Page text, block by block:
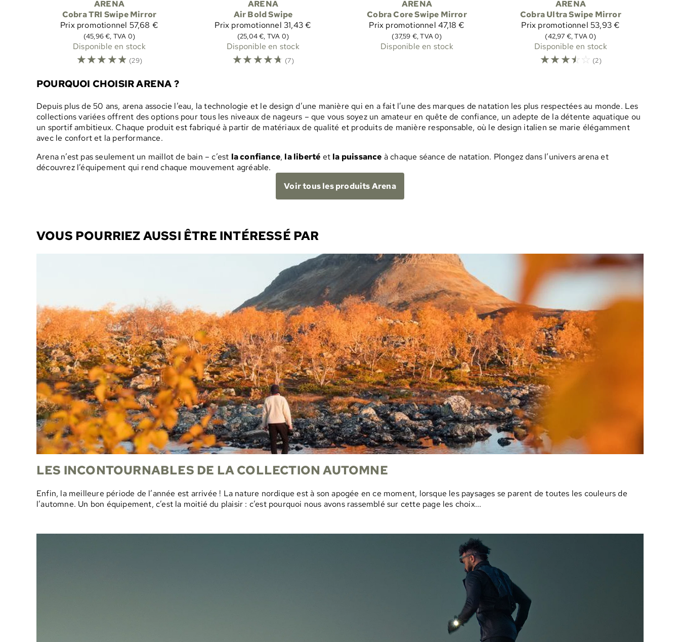
ARENA
Cobra TRI Swipe Mirror
Prix promotionnel 57,68 €
(45,96 €, TVA 0)
Disponible en stock
☆☆☆☆☆ (29)
ARENA
Air Bold Swipe
Prix promotionnel 31,43 €
(25,04 €, TVA 0)
Disponible en stock
☆☆☆☆☆ (7)
ARENA
Cobra Core Swipe Mirror
Prix promotionnel 47,18 €
(37,59 €, TVA 0)
Disponible en stock
ARENA
Cobra Ultra Swipe Mirror
Prix promotionnel 53,93 €
(42,97 €, TVA 0)
Disponible en stock
☆☆☆☆ ☆ (2)
POURQUOI CHOISIR ARENA ?
Depuis plus de 50 ans, arena associe l’eau, la technologie et le design d’une manière qui en a fait l’une des marques de natation les plus respectées au monde. Les
collections variées offrent des options pour tous les niveaux de nageurs – que vous soyez un amateur en quête de confiance, un adepte de la détente aquatique ou
un sportif ambitieux. Chaque produit est fabriqué à partir de matériaux de qualité et produits de manière responsable, où le design italien se marie élégamment
avec le confort et la performance.
Arena n’est pas seulement un maillot de bain – c’est la confiance, la liberté et la puissance à chaque séance de natation. Plongez dans l’univers arena et
découvrez l’équipement qui rend chaque mouvement agréable.
Voir tous les produits Arena
VOUS POURRIEZ AUSSI ÊTRE INTÉRESSÉ PAR
LES INCONTOURNABLES DE LA COLLECTION AUTOMNE
Enfin, la meilleure période de l’année est arrivée ! La nature nordique est à son apogée en ce moment, lorsque les paysages se parent de toutes les couleurs de
l’automne. Un bon équipement, c’est la moitié du plaisir : c’est pourquoi nous avons rassemblé sur cette page les choix...